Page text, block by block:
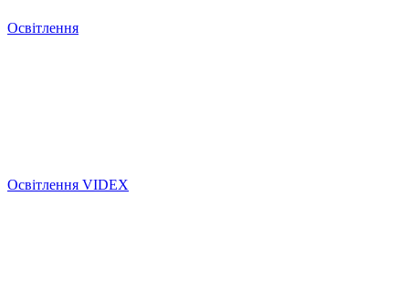
Освітлення
Освітлення VIDEX